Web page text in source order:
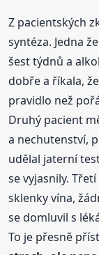
Z pacientských
syntéza. Jedna
šest týdnů a
dobře a říkala,
pravidlo než
Druhý pacient
a nechutenství,
udělal jaterní
se vyjasnily.
sklenky vína,
se domluvil s
To je přesně